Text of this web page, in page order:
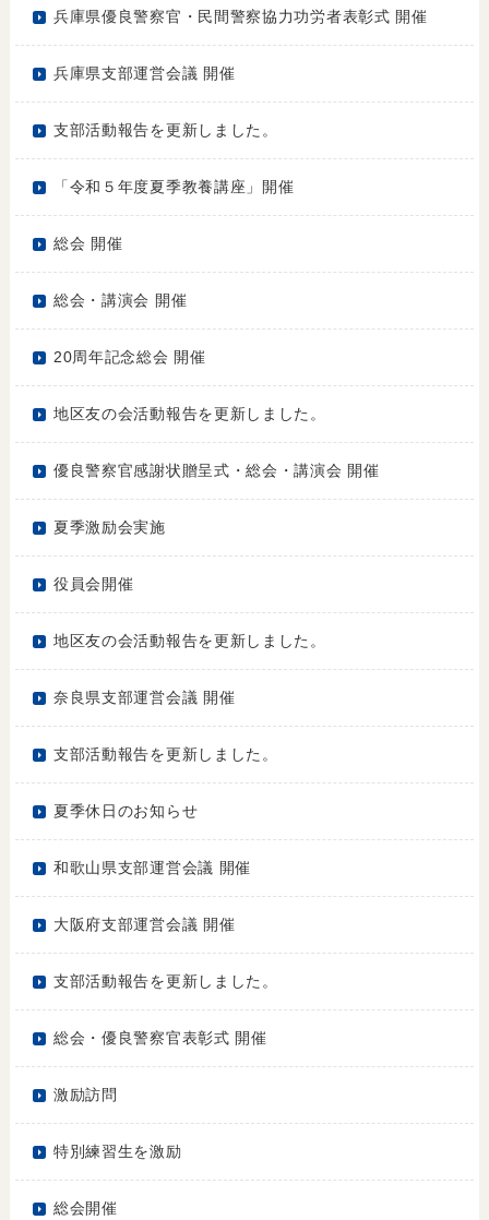
兵庫県優良警察官・民間警察協力功労者表彰式 開催
兵庫県支部運営会議 開催
支部活動報告を更新しました。
「令和５年度夏季教養講座」開催
総会 開催
総会・講演会 開催
20周年記念総会 開催
地区友の会活動報告を更新しました。
優良警察官感謝状贈呈式・総会・講演会 開催
夏季激励会実施
役員会開催
地区友の会活動報告を更新しました。
奈良県支部運営会議 開催
支部活動報告を更新しました。
夏季休日のお知らせ
和歌山県支部運営会議 開催
大阪府支部運営会議 開催
支部活動報告を更新しました。
総会・優良警察官表彰式 開催
激励訪問
特別練習生を激励
総会開催